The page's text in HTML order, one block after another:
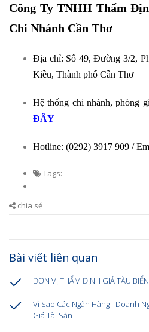
Công Ty TNHH Thẩm
Chi Nhánh Cần Thơ
Địa chỉ: Số 49, Đường 3/2,
Kiều, Thành phố Cần Thơ
Hệ thống chi nhánh, phòng
ĐÂY
Hotline: (0292) 3917 909 /
Tags:
chia sẻ
Bài viết liên quan
ĐƠN VỊ THẨM ĐỊNH GIÁ TÀU
Vì Sao Các Ngân Hàng - Doanh
Giá Tài Sản